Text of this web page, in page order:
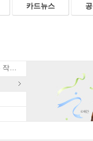
카드뉴스
뮤지컬 〈휴남동 서점〉X 황보름 작가 북토크